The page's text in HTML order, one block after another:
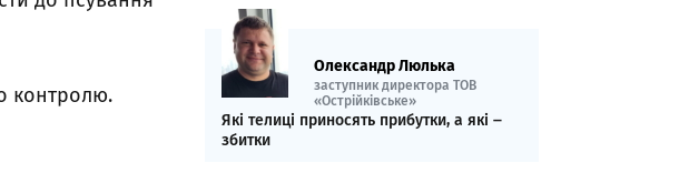
контролю.
Олександр Люлька
заступник директора ТОВ
«Острійківське»
Які телиці приносять прибутки, а які ‒
збитки